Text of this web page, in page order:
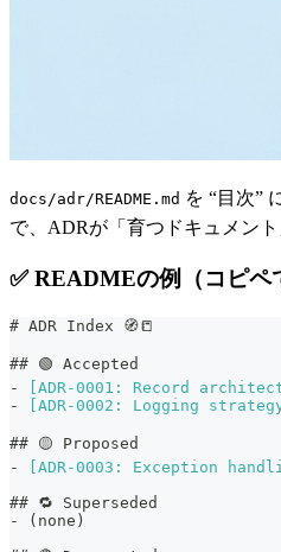
docs/adr/README.md を “目次”
で、ADRが「育つドキュメン
✅ READMEの例（コピペ
# ADR Index 🧭📒
## 🟢 Accepted
-
ADR-0001: Record
-
ADR-0002: Logging
## 🟡 Proposed
-
ADR-0003: Exception
## 🔁 Superseded
-
(none)